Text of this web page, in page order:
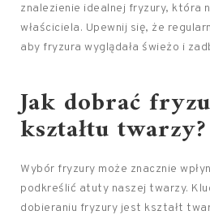
znalezienie idealnej fryzury, która
właściciela. Upewnij się, że
aby fryzura wyglądała świeżo i
Jak dobrać
kształtu twarzy?
Wybór fryzury może znacznie
podkreślić atuty naszej twarzy.
dobieraniu fryzury jest kształt